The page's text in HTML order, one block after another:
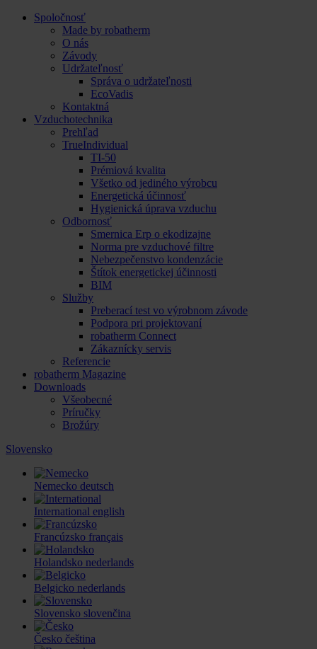
Spoločnosť
Made by robatherm
O nás
Závody
Udržateľnosť
Správa o udržateľnosti
EcoVadis
Kontaktná
Vzduchotechnika
Prehľad
TrueIndividual
TI-50
Prémiová kvalita
Všetko od jediného výrobcu
Energetická účinnosť
Hygienická úprava vzduchu
Odbornosť
Smernica Erp o ekodizajne
Norma pre vzduchové filtre
Nebezpečenstvo kondenzácie
Štítok energetickej účinnosti
BIM
Služby
Preberací test vo výrobnom závode
Podpora pri projektovaní
robatherm Connect
Zákaznícky servis
Referencie
robatherm Magazine
Downloads
Všeobecné
Príručky
Brožúry
Slovensko
Nemecko deutsch
International english
Francúzsko français
Holandsko nederlands
Belgicko nederlands
Slovensko slovenčina
Česko čeština